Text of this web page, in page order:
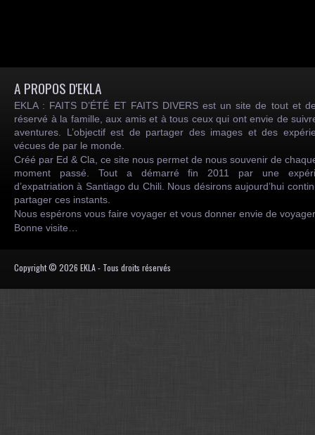
A PROPOS D'EKLA
EKLA : FAITS D’ÉTÉ ET FAITS DIVERS est un site de tout et
réservé à la famille, aux amis et à tous ceux qui ont envie de
aventures. L’objectif est de partager des images et des
vécues de par le monde.
Créé par Ed & Cla, ce site nous permet de nous souvenir de
moment passé. Tout a démarré fin 2011 par une
d’expatriation à Santiago du Chili. Nous désirons aujourd’hui
partager ces instants.
Nous espérons vous faire voyager et vous donner envie de
Bonne visite…
Copyright © 2026 EKLA - Tous droits réservés